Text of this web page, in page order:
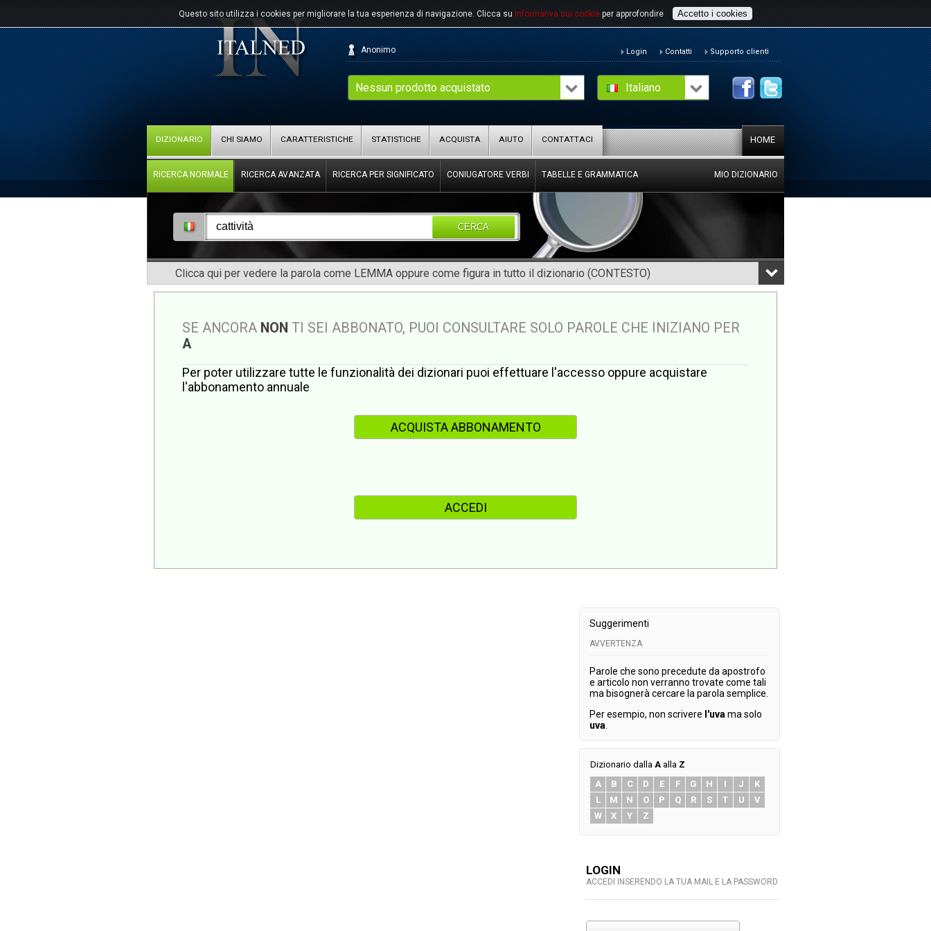
Questo sito utilizza i cookies per migliorare la tua esperienza di navigazione. Clicca su Informativa sui cookie per approfondire Accetto i cookies
Italiano
Nessun prodotto acquistato
Anonimo Login Contatti Supporto clienti
HOME
DIZIONARIO CHI SIAMO CARATTERISTICHE STATISTICHE ACQUISTA AIUTO CONTATTACI
RICERCA NORMALE RICERCA AVANZATA RICERCA PER SIGNIFICATO CONIUGATORE VERBI TABELLE E GRAMMATICA MIO DIZIONARIO
CERCA
Clicca qui per vedere la parola come LEMMA oppure come figura in tutto il dizionario (CONTESTO)
SE ANCORA NON TI SEI ABBONATO, PUOI CONSULTARE SOLO PAROLE CHE INIZIANO PER
A
Per poter utilizzare tutte le funzionalità dei dizionari puoi effettuare l'accesso oppure acquistare
l'abbonamento annuale
ACQUISTA ABBONAMENTO
ACCEDI
Suggerimenti
AVVERTENZA
Parole che sono precedute da apostrofo
e articolo non verranno trovate come tali
ma bisognerà cercare la parola semplice.
Per esempio, non scrivere l'uva ma solo
uva
Dizionario dalla A alla Z
A
B C D E F G H I J
K
L
M N O P Q R S T U
V
W
X Y Z
LOGIN
ACCEDI INSERENDO LA TUA MAIL E LA PASSWORD